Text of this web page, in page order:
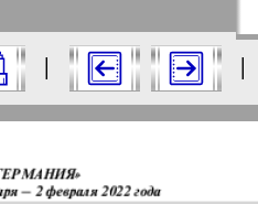
"МК-Германия"
|
|
газеты "МК-
и журналы